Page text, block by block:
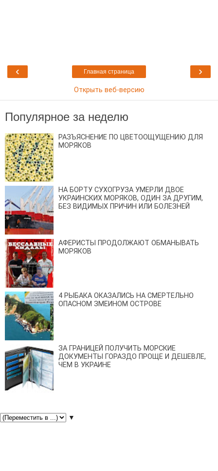
‹ ›
Главная страница
Открыть веб-версию
Популярное за неделю
РАЗЪЯСНЕНИЕ ПО ЦВЕТООЩУЩЕНИЮ ДЛЯ
МОРЯКОВ
НА БОРТУ СУХОГРУЗА УМЕРЛИ ДВОЕ
УКРАИНСКИХ МОРЯКОВ, ОДИН ЗА ДРУГИМ,
БЕЗ ВИДИМЫХ ПРИЧИН ИЛИ БОЛЕЗНЕЙ
АФЕРИСТЫ ПРОДОЛЖАЮТ ОБМАНЫВАТЬ
МОРЯКОВ
4 РЫБАКА ОКАЗАЛИСЬ НА СМЕРТЕЛЬНО
ОПАСНОМ ЗМЕИНОМ ОСТРОВЕ
ЗА ГРАНИЦЕЙ ПОЛУЧИТЬ МОРСКИЕ
ДОКУМЕНТЫ ГОРАЗДО ПРОЩЕ И ДЕШЕВЛЕ,
ЧЕМ В УКРАИНЕ
▼